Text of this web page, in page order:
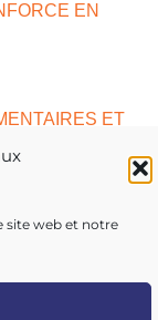
site web et notre
EN
ET
DU SOIN
|